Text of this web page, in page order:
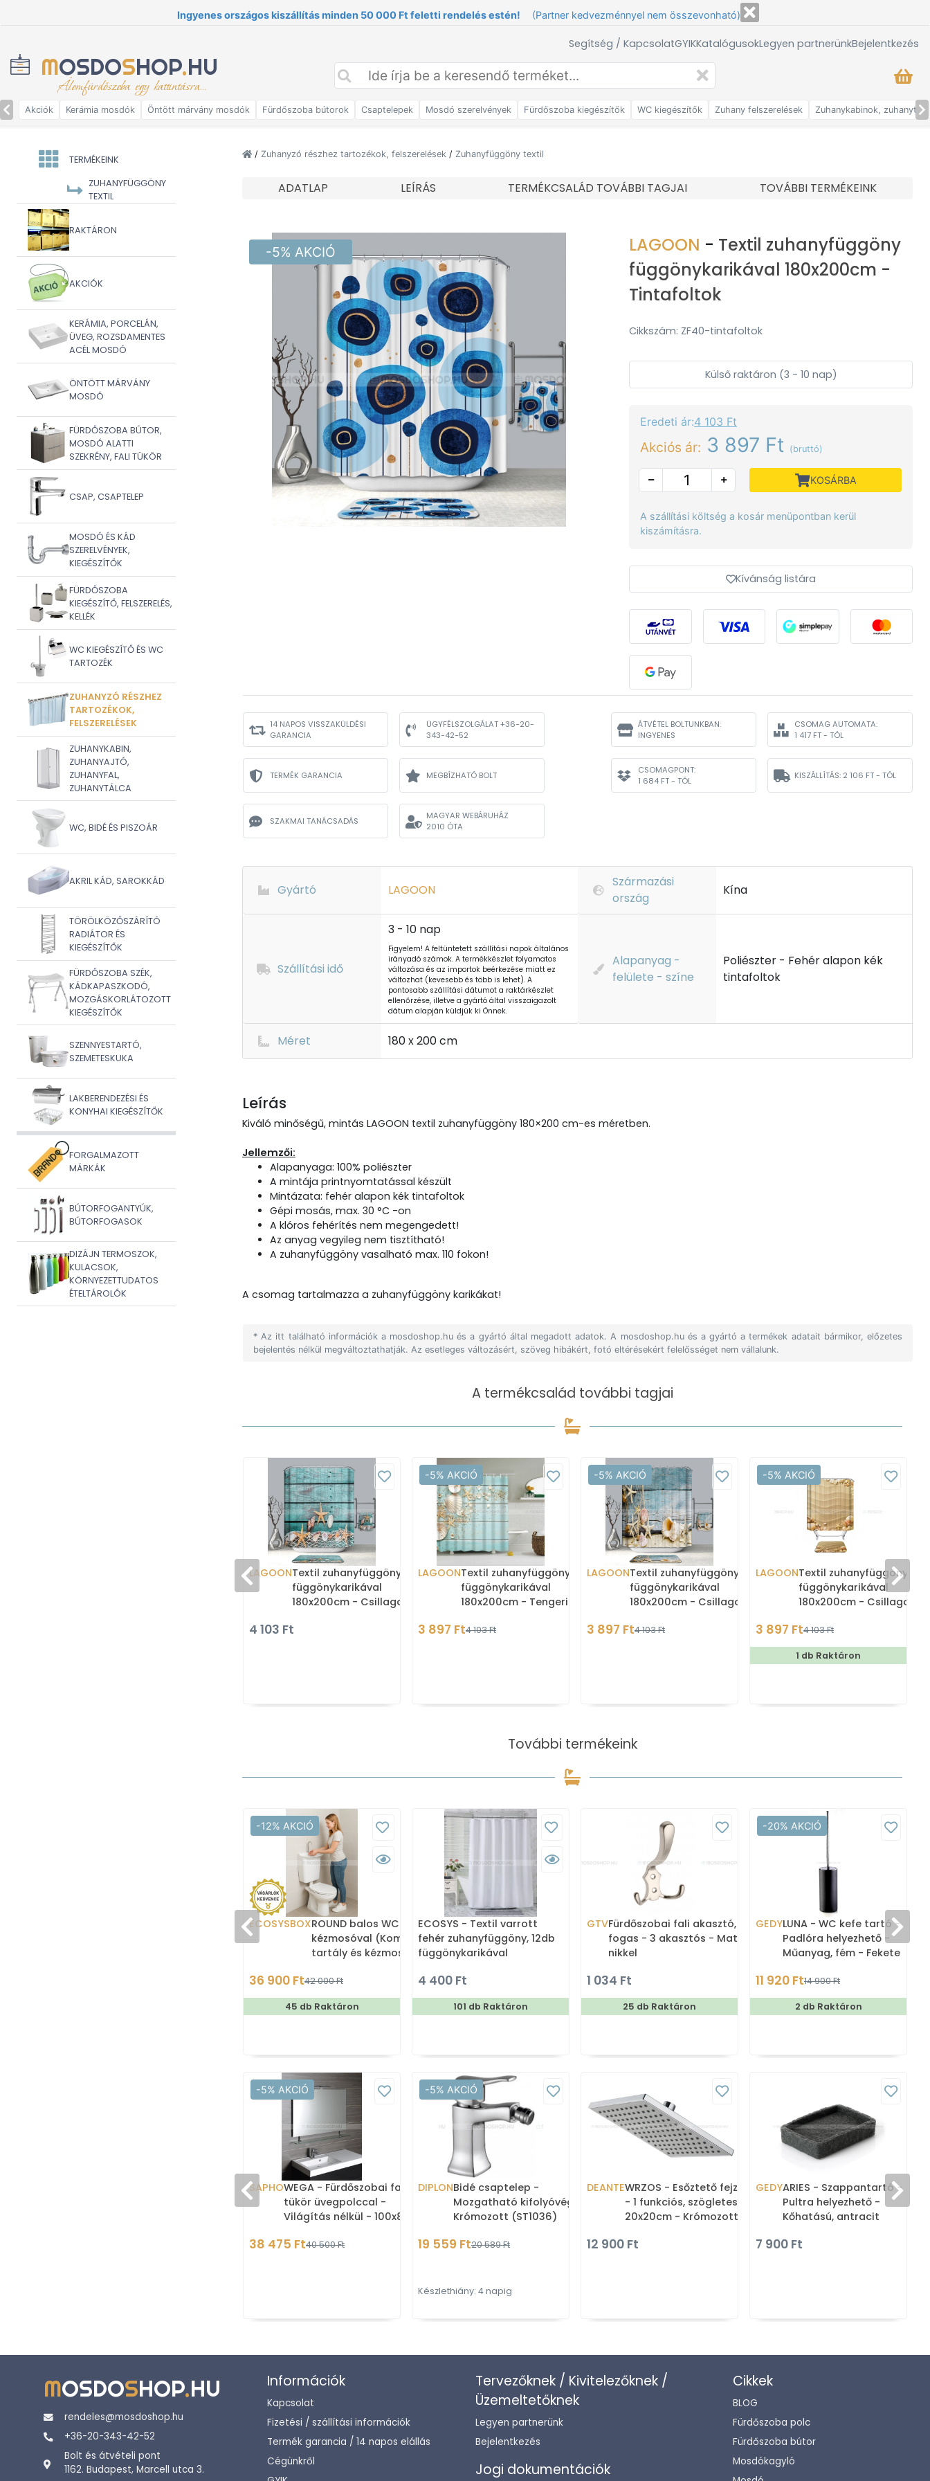
Ingyenes országos kiszállítás minden 50 000 Ft feletti rendelés estén! (Partner kedvezménnyel nem összevonható)
Segítség / KapcsolatGYIKKatalógusokLegyen partnerünkBejelentkezés
MOSDOSHOP.HU
Álomfürdőszoba egy kattintásra...
Akciók Kerámia mosdók Öntött márvány mosdók Fürdőszoba bútorok Csaptelepek Mosdó szerelvények Fürdőszoba kiegészítők WC kiegészítők Zuhany felszerelések Zuhanykabinok,
TERMÉKEINK
ZUHANYFÜGGÖNY
TEXTIL
RAKTÁRON
AKCIÓK
KERÁMIA, PORCELÁN,
ÜVEG, ROZSDAMENTES
ACÉL MOSDÓ
ÖNTÖTT MÁRVÁNY
MOSDÓ
FÜRDŐSZOBA BÚTOR,
MOSDÓ ALATTI
SZEKRÉNY, FALI TÜKÖR
CSAP, CSAPTELEP
MOSDÓ ÉS KÁD
SZERELVÉNYEK,
KIEGÉSZÍTŐK
FÜRDŐSZOBA
KIEGÉSZÍTŐ, FELSZERELÉS,
KELLÉK
WC KIEGÉSZÍTŐ ÉS WC
TARTOZÉK
ZUHANYZÓ RÉSZHEZ
TARTOZÉKOK,
FELSZERELÉSEK
ZUHANYKABIN,
ZUHANYAJTÓ,
ZUHANYFAL,
ZUHANYTÁLCA
WC, BIDÉ ÉS PISZOÁR
AKRIL KÁD, SAROKKÁD
TÖRÖLKÖZŐSZÁRÍTÓ
RADIÁTOR ÉS
KIEGÉSZÍTŐK
FÜRDŐSZOBA SZÉK,
KÁDKAPASZKODÓ,
MOZGÁSKORLÁTOZOTT
KIEGÉSZÍTŐK
SZENNYESTARTÓ,
SZEMETESKUKA
LAKBERENDEZÉSI ÉS
KONYHAI KIEGÉSZÍTŐK
FORGALMAZOTT
MÁRKÁK
BÚTORFOGANTYÚK,
BÚTORFOGASOK
DIZÁJN TERMOSZOK,
KULACSOK,
KÖRNYEZETTUDATOS
ÉTELTÁROLÓK
/ Zuhanyzó részhez tartozékok, felszerelések / Zuhanyfüggöny textil
ADATLAP LEÍRÁS TERMÉKCSALÁD TOVÁBBI TAGJAI TOVÁBBI TERMÉKEINK
-5% AKCIÓ LAGOON - Textil zuhanyfüggöny
függönykarikával 180x200cm -
Tintafoltok
Cikkszám: ZF40-tintafoltok
Külső raktáron (3 - 10 nap)
Eredeti ár:4 103 Ft
Akciós ár: 3 897 Ft (bruttó)
KOSÁRBA
A szállítási költség a kosár menüpontban kerül
kiszámításra.
Kívánság listára
14 NAPOS VISSZAKÜLDÉSI
GARANCIA
ÜGYFÉLSZOLGÁLAT +36-20-
343-42-52
TERMÉK GARANCIA MEGBÍZHATÓ BOLT
SZAKMAI TANÁCSADÁS
MAGYAR WEBÁRUHÁZ
2010 ÓTA
ÁTVÉTEL BOLTUNKBAN:
INGYENES
CSOMAG AUTOMATA:
1 417 FT - TÓL
CSOMAGPONT:
1 684 FT - TÓL
KISZÁLLÍTÁS: 2 106 FT - TÓL
Gyártó LAGOON
Származási
ország
Kína
Szállítási idő
3 - 10 nap
Figyelem! A feltüntetett szállítási napok általános
irányadó számok. A termékkészlet folyamatos
változása és az importok beérkezése miatt ez
változhat (kevesebb és több is lehet). A
pontosabb szállítási dátumot a raktárkészlet
ellenőrzése, illetve a gyártó által visszaigazolt
dátum alapján küldjük ki Önnek.
Alapanyag -
felülete - színe
Poliészter - Fehér alapon kék
tintafoltok
Méret 180 x 200 cm
Leírás
Kiváló minőségű, mintás LAGOON textil zuhanyfüggöny 180×200 cm-es méretben.
Jellemzői:
Alapanyaga: 100% poliészter
A mintája printnyomtatással készült
Mintázata: fehér alapon kék tintafoltok
Gépi mosás, max. 30 °C -on
A klóros fehérítés nem megengedett!
Az anyag vegyileg nem tisztítható!
A zuhanyfüggöny vasalható max. 110 fokon!
A csomag tartalmazza a zuhanyfüggöny karikákat!
* Az itt található információk a mosdoshop.hu és a gyártó által megadott adatok. A mosdoshop.hu és a gyártó a termékek adatait bármikor, előzetes
bejelentés nélkül megváltoztathatják. Az esetleges változásért, szöveg hibákért, fotó eltérésekért felelősséget nem vállalunk.
A termékcsalád további tagjai
LAGOONTextil zuhanyfüggöny
függönykarikával
180x200cm - Csillagok és
4 103 Ft
-5% AKCIÓ
LAGOONTextil zuhanyfüggöny
függönykarikával
180x200cm - Tengeri
stégen
3 897 Ft4 103 Ft
-5% AKCIÓ
LAGOONTextil zuhanyfüggöny
függönykarikával
180x200cm - Csillagok és
3 897 Ft4 103 Ft
-5% AKCIÓ
LAGOONTextil zuhanyfüggöny
függönykarikával
180x200cm - Csillagok és
3 897 Ft4 103 Ft
1 db Raktáron
További termékeink
-12% AKCIÓ
ECOSYSBOXROUND balos WC tartály
kézmosóval (Kombi WC
tartály és kézmosó)
36 900 Ft42 000 Ft
45 db Raktáron
ECOSYS - Textil varrott
fehér zuhanyfüggöny, 12db
függönykarikával
4 400 Ft
101 db Raktáron
GTVFürdőszobai fali akasztó,
fogas - 3 akasztós - Matt
nikkel
1 034 Ft
25 db Raktáron
-20% AKCIÓ
GEDYLUNA - WC kefe tartó -
Padlóra helyezhető -
Műanyag, fém - Fekete
11 920 Ft14 900 Ft
2 db Raktáron
-5% AKCIÓ
SAPHOWEGA - Fürdőszobai fali
tükör üvegpolccal -
Világítás nélkül - 100x80cm
38 475 Ft40 500 Ft
-5% AKCIÓ
DIPLONBidé csaptelep -
Mozgatható kifolyóvéggel -
Krómozott (ST1036)
19 559 Ft20 589 Ft
Készlethiány: 4 napig
DEANTEWRZOS - Esőztető fejzuhany
- 1 funkciós, szögletes,
20x20cm - Krómozott
12 900 Ft
GEDYARIES - Szappantartó -
Pultra helyezhető -
Kőhatású, antracit
7 900 Ft
MOSDOSHOP.HU
rendeles@mosdoshop.hu
+36-20-343-42-52
Bolt és átvételi pont
1162. Budapest, Marcell utca 3.
Információk
Kapcsolat
Fizetési / szállítási információk
Termék garancia / 14 napos elállás
Cégünkről
Tervezőknek / Kivitelezőknek /
Üzemeltetőknek
Legyen partnerünk
Bejelentkezés
Jogi dokumentációk
Cikkek
BLOG
Fürdőszoba polc
Fürdőszoba bútor
Mosdókagyló